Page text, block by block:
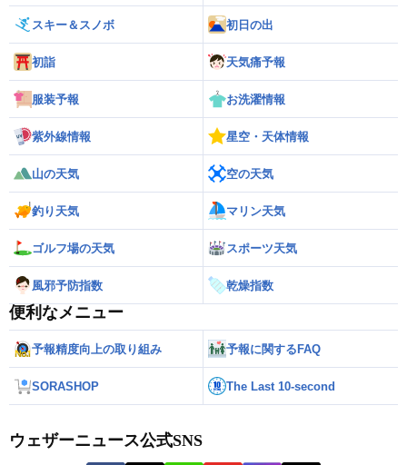
スキー＆スノボ 初日の出
初詣 天気痛予報
服装予報 お洗濯情報
紫外線情報 星空・天体情報
山の天気 空の天気
釣り天気 マリン天気
ゴルフ場の天気 スポーツ天気
風邪予防指数 乾燥指数
便利なメニュー
予報精度向上の取り組み 予報に関するFAQ
SORASHOP The Last 10-second
ウェザーニュース公式SNS